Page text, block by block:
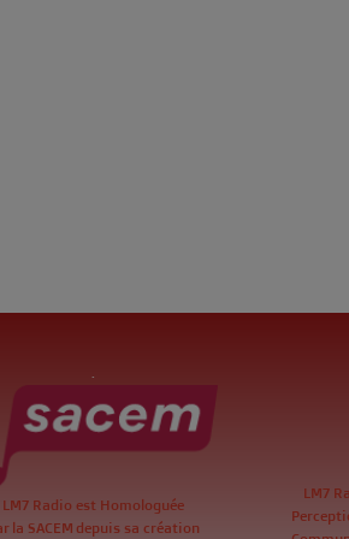
LM7 Radio est Homologuée
la SACEM depuis sa création
LM7